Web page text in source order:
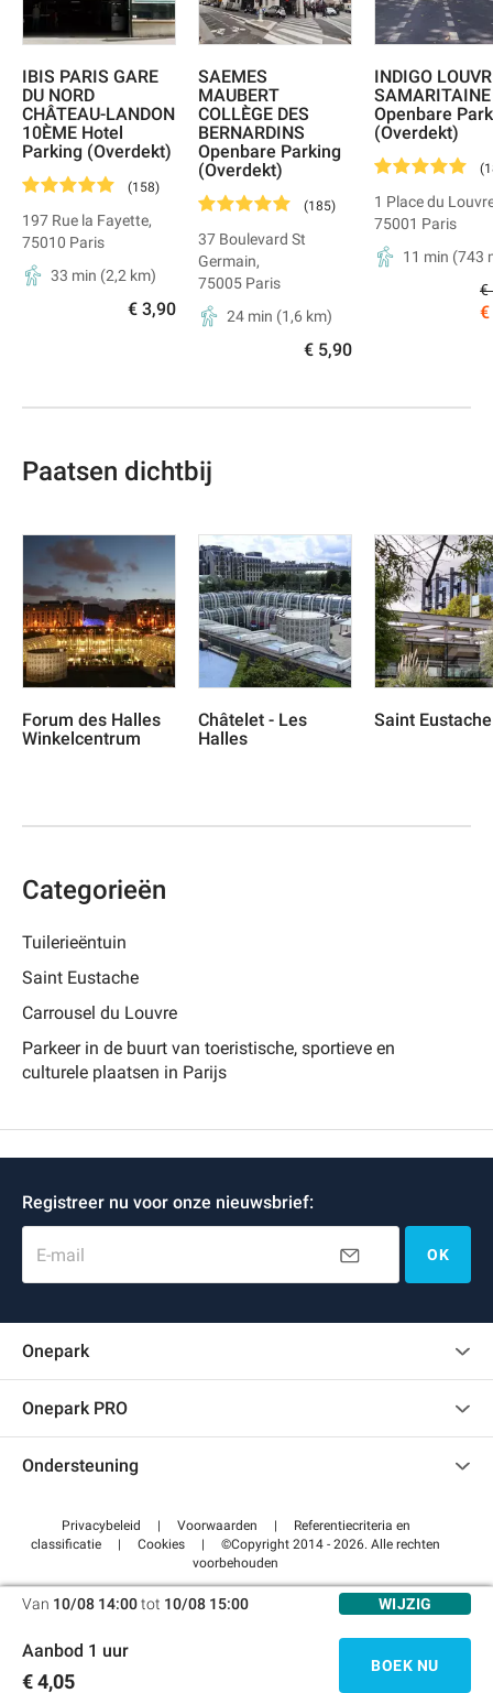
IBIS PARIS GARE
DU NORD
CHÂTEAU-LANDON
10ÈME Hotel
Parking (Overdekt)
(158)
197 Rue la Fayette,
75010 Paris
33 min (2,2 km)
€ 3,90
SAEMES
MAUBERT
COLLÈGE DES
BERNARDINS
Openbare Parking
(Overdekt)
(185)
37 Boulevard St
Germain,
75005 Paris
24 min (1,6 km)
€ 5,90
INDIGO
SAMARITAINE
Openbare
(Overdekt)
(
1 Place du
75001 Paris
11 min (743
€
€
Paatsen dichtbij
Forum des Halles
Winkelcentrum
Châtelet - Les
Halles
Saint Eustache
Categorieën
Tuilerieëntuin
Saint Eustache
Carrousel du Louvre
Parkeer in de buurt van toeristische, sportieve en
culturele plaatsen in Parijs
Van 10/08 14:00tot 10/08 15:00 WIJZIG
Aanbod 1 uur
€ 4,05
BOEK NU
Registreer nu voor onze nieuwsbrief:
E-mail OK
Onepark
Onepark PRO
Word partner van Onepark
Ondersteuning
Helpcentrum
Betalen voor parkeren FLOW
Privacybeleid | Voorwaarden |
Referentiecriteria en
classificatie
| Cookies |
©Copyright 2014 - 2026. Alle rechten
voorbehouden